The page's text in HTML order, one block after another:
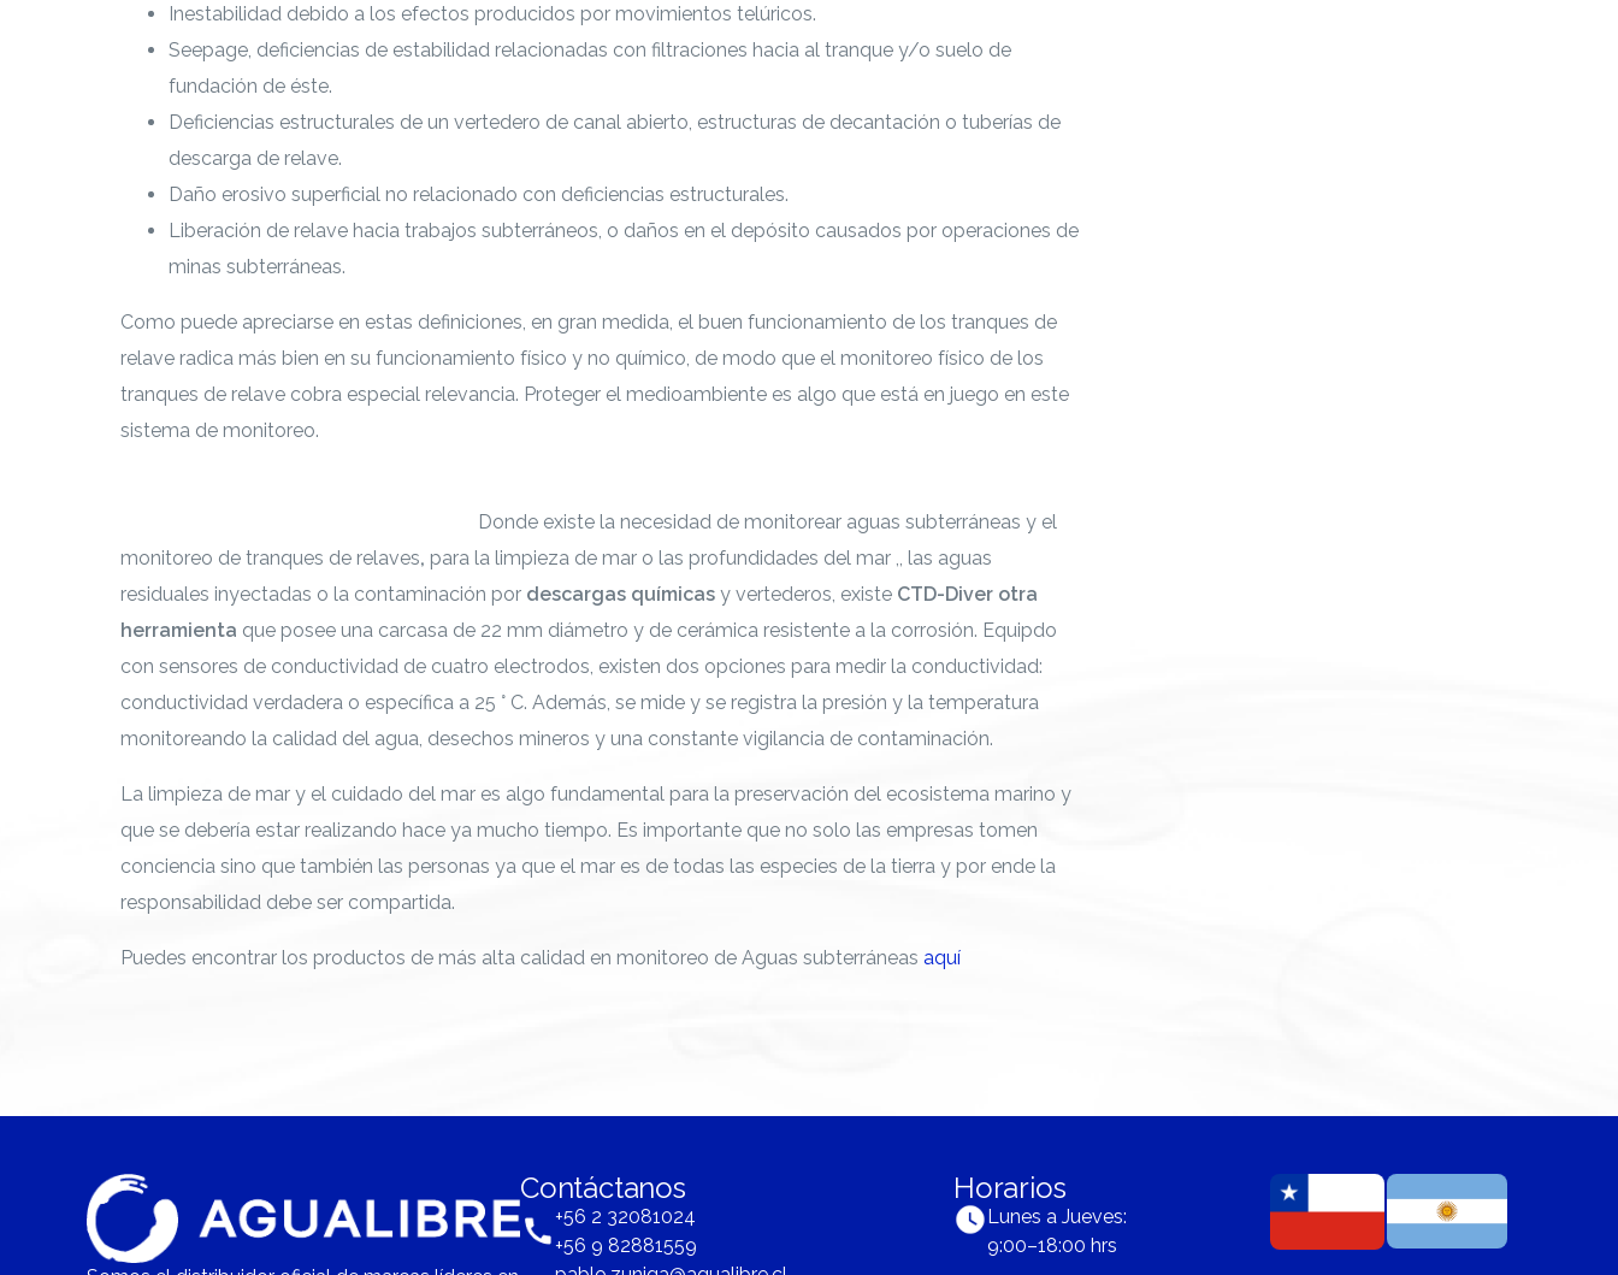
Inestabilidad debido a los efectos producidos por movimientos telúricos.
Seepage, deficiencias de estabilidad relacionadas con filtraciones hacia al tranque y/o suelo de
fundación de éste.
Deficiencias estructurales de un vertedero de canal abierto, estructuras de decantación o tuberías de
descarga de relave.
Daño erosivo superficial no relacionado con deficiencias estructurales.
Liberación de relave hacia trabajos subterráneos, o daños en el depósito causados por operaciones de
minas subterráneas.
Como puede apreciarse en estas definiciones, en gran medida, el buen funcionamiento de los tranques de
relave radica más bien en su funcionamiento físico y no químico, de modo que el monitoreo físico de los
tranques de relave cobra especial relevancia. Proteger el medioambiente es algo que está en juego en este
sistema de monitoreo.
Donde existe la necesidad de monitorear aguas subterráneas y el
monitoreo de tranques de relaves, para la limpieza de mar o las profundidades del mar ,, las aguas
residuales inyectadas o la contaminación por descargas químicas y vertederos, existe CTD-Diver otra
herramienta que posee una carcasa de 22 mm diámetro y de cerámica resistente a la corrosión. Equipdo
con sensores de conductividad de cuatro electrodos, existen dos opciones para medir la conductividad:
conductividad verdadera o específica a 25 ° C. Además, se mide y se registra la presión y la temperatura
monitoreando la calidad del agua, desechos mineros y una constante vigilancia de contaminación.
La limpieza de mar y el cuidado del mar es algo fundamental para la preservación del ecosistema marino y
que se debería estar realizando hace ya mucho tiempo. Es importante que no solo las empresas tomen
conciencia sino que también las personas ya que el mar es de todas las especies de la tierra y por ende la
responsabilidad debe ser compartida.
Puedes encontrar los productos de más alta calidad en monitoreo de Aguas subterráneas aquí
Contáctanos
+56 2 32081024
+56 9 82881559
Horarios
Lunes a Jueves:
9:00–18:00 hrs